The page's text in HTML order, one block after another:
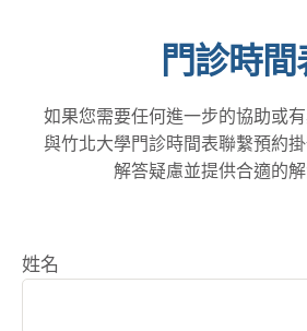
門診時間
如果您需要任何進一步的協助或
與竹北大學門診時間表聯繫預約
解答疑慮並提供合適的解
姓名